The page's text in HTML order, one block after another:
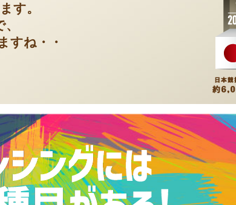
す。
すね・・